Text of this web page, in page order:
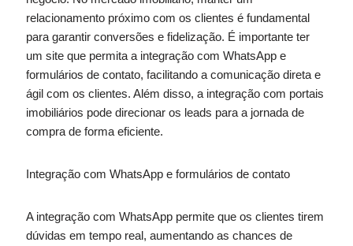
relacionamento próximo com os clientes é fundamental
para garantir conversões e fidelização. É importante ter
um site que permita a integração com WhatsApp e
formulários de contato, facilitando a comunicação direta e
ágil com os clientes. Além disso, a integração com portais
imobiliários pode direcionar os leads para a jornada de
compra de forma eficiente.
Integração com WhatsApp e formulários de contato
A integração com WhatsApp permite que os clientes tirem
dúvidas em tempo real, aumentando as chances de